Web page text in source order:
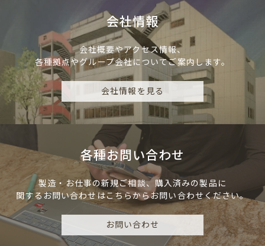
会社情報
会社概要やアクセス情報、
各種拠点やグループ会社についてご案内します。
会社情報を見る
各種お問い合わせ
製造・お仕事の新規ご相談、 購入済みの製品に
関するお問い合わせはこちらからお問い合わせください。
お問い合わせ